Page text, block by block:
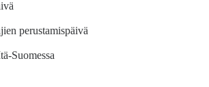
perustamispäivä
Suomessa